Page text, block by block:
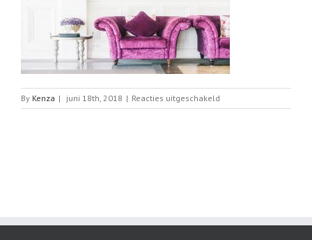
By Kenza | juni 18th, 2018 | Reacties uitgeschakeld
Hollywood